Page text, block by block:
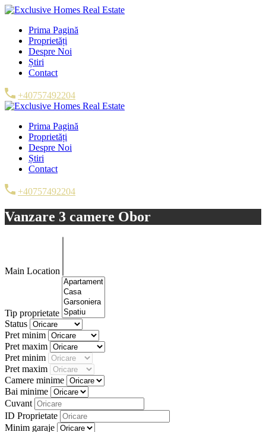
Prima Pagină
Proprietăți
Despre Noi
Știri
Contact
+40757492204
Prima Pagină
Proprietăți
Despre Noi
Știri
Contact
+40757492204
Vanzare 3 camere Obor
Main Location
Tip proprietate
Status
Pret minim
Pret maxim
Pret minim
Pret maxim
Camere minime
Bai minime
Cuvant
ID Proprietate
Minim garaje